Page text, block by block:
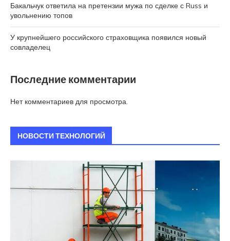
Бакальчук ответила на претензии мужа по сделке с Russ и
увольнению топов
У крупнейшего российского страховщика появился новый
совладелец
Последние комментарии
Нет комментариев для просмотра.
НОВОСТИ ТЕХНОЛОГИЙ